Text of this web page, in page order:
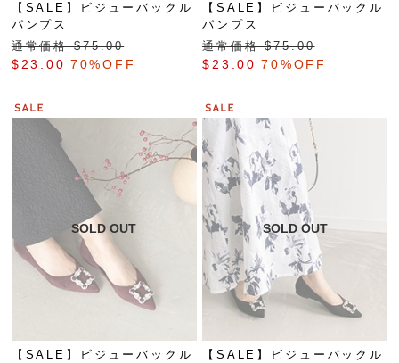
【SALE】ビジューバックル
パンプス
通常価格 $‌75.00
$‌23.00 70%OFF
【SALE】ビジューバックル
パンプス
通常価格 $‌75.00
$‌23.00 70%OFF
【SALE】ビジューバックル
【SALE】ビジューバックル